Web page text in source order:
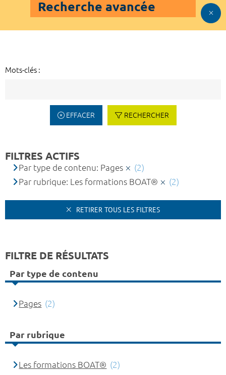
Recherche avancée
Mots-clés :
EFFACER RECHERCHER
FILTRES ACTIFS
Par type de contenu: Pages
(2)
Par rubrique: Les formations BOAT®
(2)
RETIRER TOUS LES FILTRES
FILTRE DE RÉSULTATS
Par type de contenu
Pages (2)
Par rubrique
Les formations BOAT® (2)